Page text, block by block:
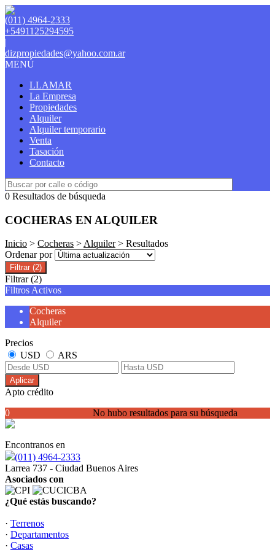
(011) 4964-2333
+5491125294595
|
dizpropiedades@yahoo.com.ar
MENÚ
LLAMAR
La Empresa
Propiedades
Alquiler
Alquiler temporario
Venta
Tasación
Contacto
0 Resultados de búsqueda
COCHERAS EN ALQUILER
Inicio > Cocheras >Alquiler> Resultados
Ordenar por
Filtrar (2)
Filtrar (2)
Filtros Activos
Cocheras
Alquiler
Precios
USD
ARS
Aplicar
Apto crédito
No hubo resultados para su búsqueda
0
Encontranos en
(011) 4964-2333
Larrea 737 - Ciudad Buenos Aires
Asociados con
¿Qué estás buscando?
· Terrenos
· Departamentos
· Casas